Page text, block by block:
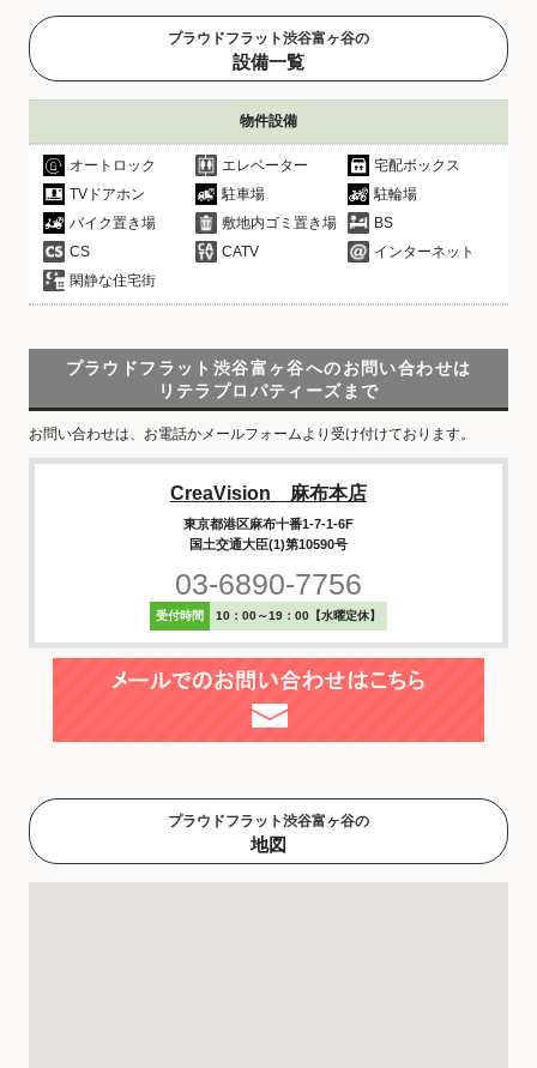
プラウドフラット渋谷富ヶ谷の
設備一覧
物件設備
オートロック エレベーター
宅配ボックス
TVドアホン
駐車場
駐輪場
バイク置き場
敷地内ゴミ置き場
BS
CS
CATV
インターネット
閑静な住宅街
プラウドフラット渋谷富ヶ谷へのお問い合わせは
リテラプロパティーズまで
お問い合わせは、お電話かメールフォームより受け付けております。
CreaVision 麻布本店
東京都港区麻布十番1-7-1-6F
国土交通大臣(1)第10590号
03-6890-7756
受付時間 10：00～19：00【水曜定休】
プラウドフラット渋谷富ヶ谷の
地図